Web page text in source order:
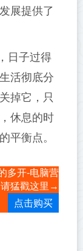
展提供了
日子过得
活彻底分
掉它，只
休息的时
平衡点。
多开-电脑营
猛戳这里→
点击购买